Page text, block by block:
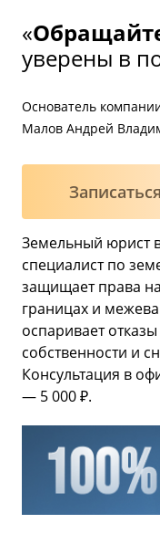
«
уверены в
Основатель
Малов Андрей
Земельный юрист
специалист по
защищает права
границах и
оспаривает
собственности и
Консультация в
— 5 000 ₽.